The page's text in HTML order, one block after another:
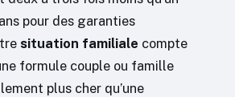
pour des garanties
situation familiale compte
formule couple ou famille
plus cher qu’une